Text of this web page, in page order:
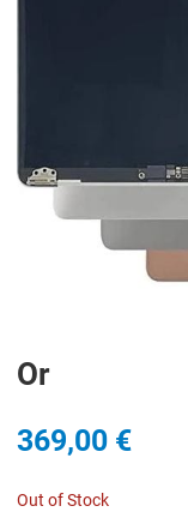
Or
369,00 €
Out of Stock